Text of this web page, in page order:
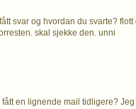
svar og hvordan du svarte?
skal sjekke den. unni
en lignende mail tidligere?